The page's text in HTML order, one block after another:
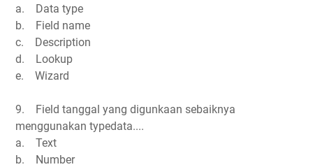
a. Data type
b. Field name
c. Description
d. Lookup
e. Wizard
9. Field tanggal yang digunkaan sebaiknya
menggunakan typedata....
a. Text
b. Number